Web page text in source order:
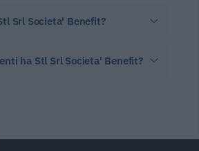
Srl Societa' Benefit?
ha Stl Srl Societa' Benefit?